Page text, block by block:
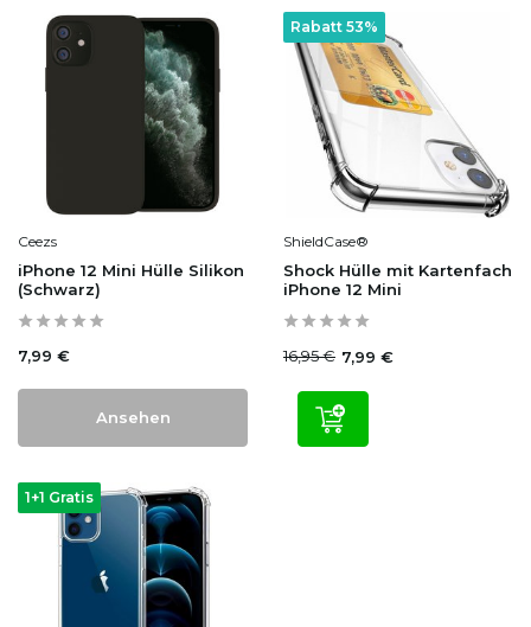
Ceezs
iPhone 12 Mini Hülle Silikon
(Schwarz)
7,99 €
Ansehen
Rabatt 53%
ShieldCase®
Shock Hülle mit Kartenfach
iPhone 12 Mini
16,95 € 7,99 €
1+1 Gratis